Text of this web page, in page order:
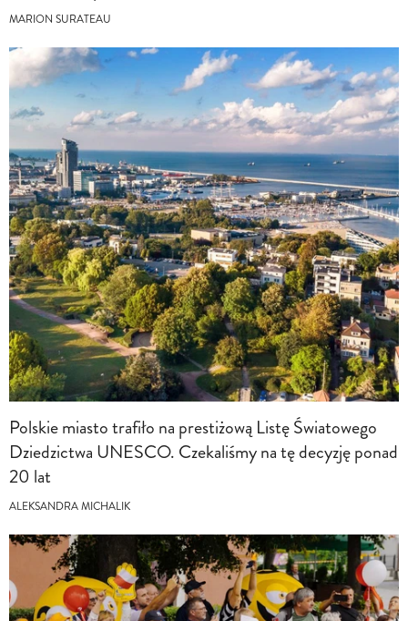
MARION SURATEAU
Polskie miasto trafiło na prestiżową Listę Światowego
Dziedzictwa UNESCO. Czekaliśmy na tę decyzję ponad
20 lat
ALEKSANDRA MICHALIK